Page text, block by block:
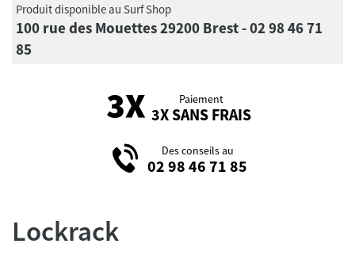
Produit disponible au Surf Shop
100 rue des Mouettes 29200 Brest - 02 98 46 71
85
Paiement
3X SANS FRAIS
Des conseils au
02 98 46 71 85
Lockrack